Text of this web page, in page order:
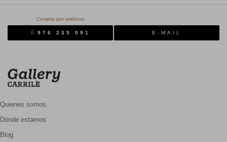
Compra por teléfono
976 235 091 E-MAIL
Quienes somos
Dónde estamos
Blog